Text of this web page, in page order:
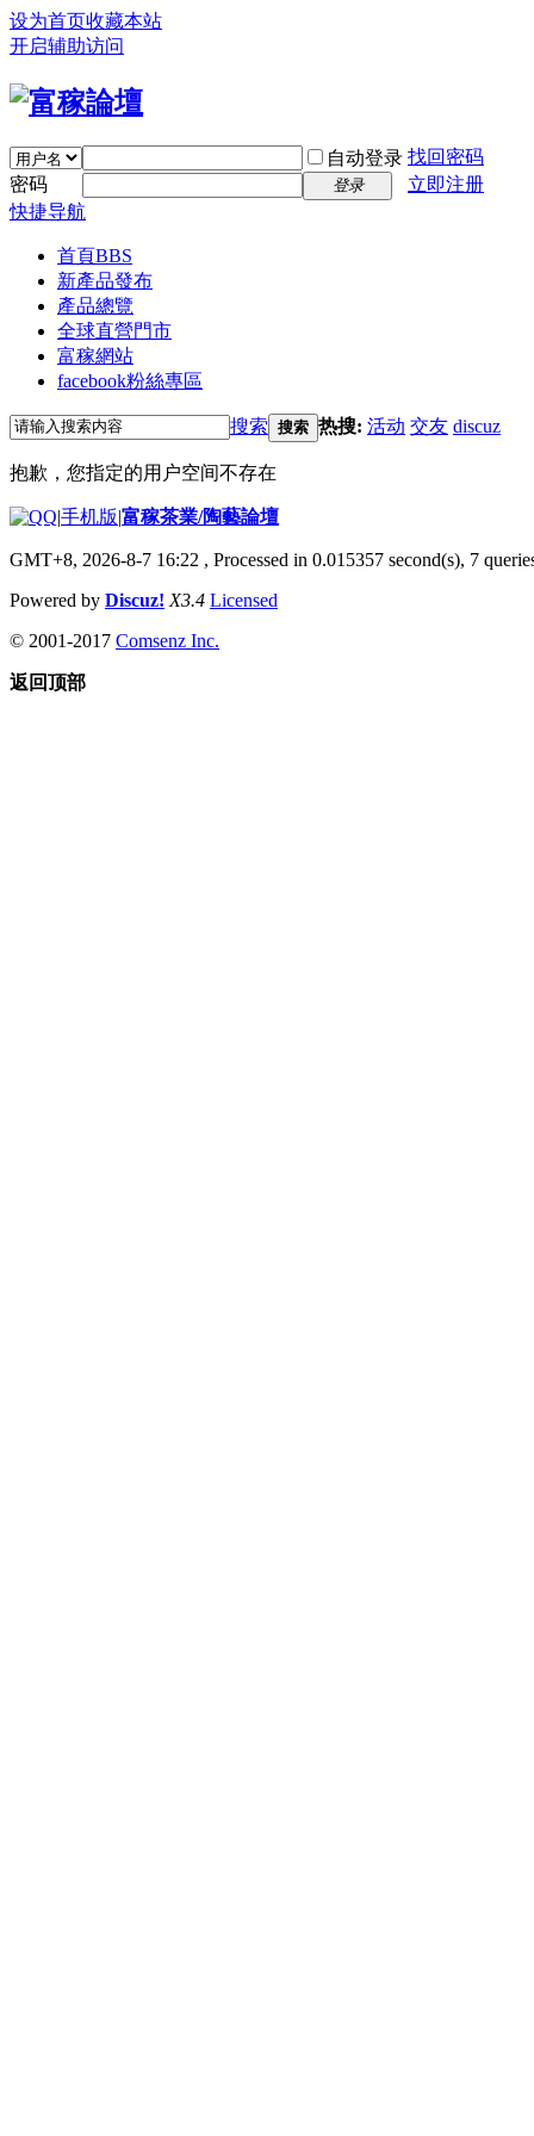
设为首页收藏本站
开启辅助访问
自动登录 找回密码
密码
登录
立即注册
快捷导航
首頁BBS
新產品發布
產品總覽
全球直營門市
富稼網站
facebook粉絲專區
搜索 搜索 热搜: 活动 交友 discuz
抱歉，您指定的用户空间不存在
|手机版|富稼茶業/陶藝論壇
GMT+8, 2026-8-7 16:22 , Processed in 0.015357 second(s), 7
Powered by Discuz! X3.4 Licensed
© 2001-2017 Comsenz Inc.
返回顶部